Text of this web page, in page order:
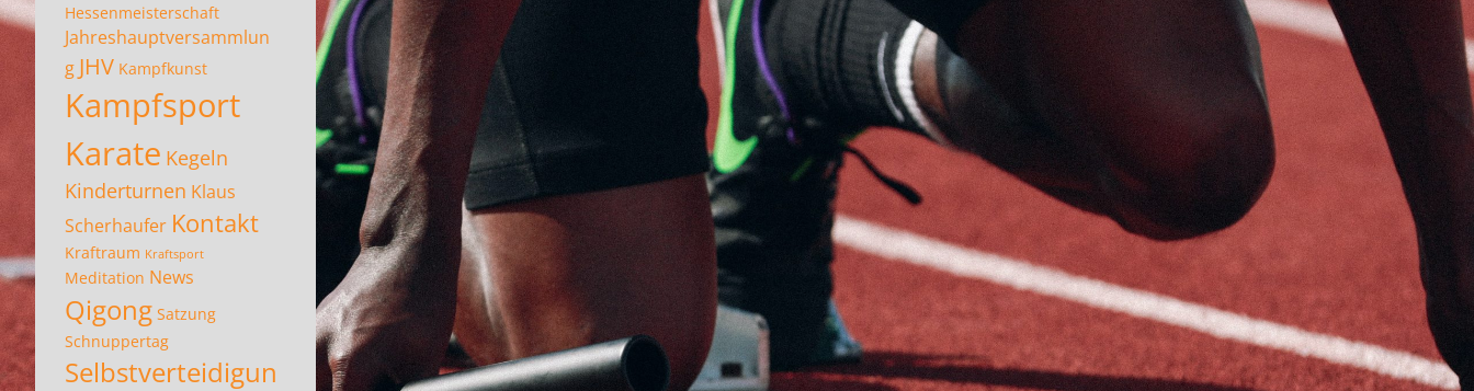
Hessenmeisterschaft
Jahreshauptversammlun
g JHV Kampfkunst
Kampfsport
Karate Kegeln
Kinderturnen Klaus
Scherhaufer Kontakt
Kraftraum Kraftsport
Meditation News
Qigong Satzung
Schnuppertag
Selbstverteidigun